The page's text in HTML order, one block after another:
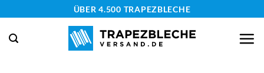
springen
ÜBER 4.500 TRAPEZBLECHE